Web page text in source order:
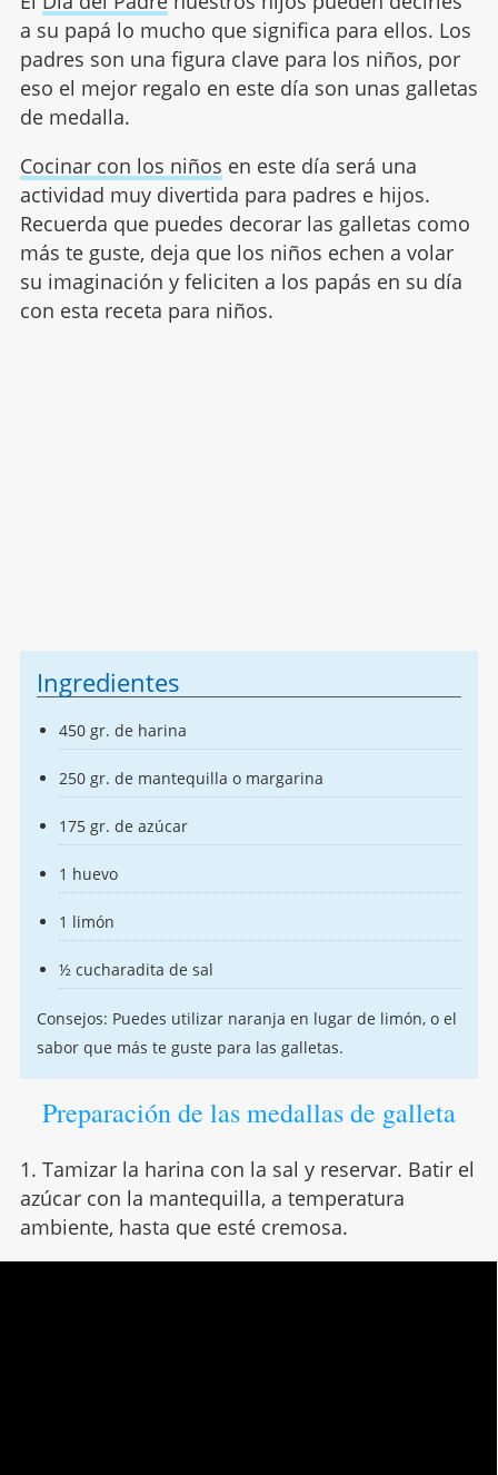
a su papá lo mucho que significa para ellos. Los
padres son una figura clave para los niños, por
eso el mejor regalo en este día son unas galletas
de medalla.
Cocinar con los niños en este día será una
actividad muy divertida para padres e hijos.
Recuerda que puedes decorar las galletas como
más te guste, deja que los niños echen a volar
su imaginación y feliciten a los papás en su día
con esta receta para niños.
Ingredientes
450 gr. de harina
250 gr. de mantequilla o margarina
175 gr. de azúcar
1 huevo
1 limón
½ cucharadita de sal
Consejos: Puedes utilizar naranja en lugar de limón, o el
sabor que más te guste para las galletas.
Preparación de las medallas de galleta
1. Tamizar la harina con la sal y reservar. Batir el
azúcar con la mantequilla, a temperatura
ambiente, hasta que esté cremosa.